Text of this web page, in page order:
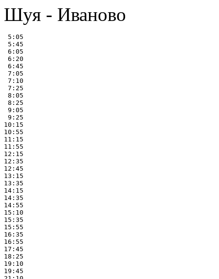
Шуя - Иваново
5:05
5:45
6:05
6:20
6:45
7:05
7:10
7:25
8:05
8:25
9:05
9:25
10:15
10:55
11:15
11:55
12:15
12:35
12:45
13:15
13:35
14:15
14:35
14:55
15:10
15:35
15:55
16:35
16:55
17:45
18:25
19:10
19:45